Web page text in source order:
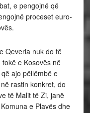
e pengojnë që
proceset euro-
Qeveria nuk do të
e Kosovës në
ajo pëllëmbë e
rastin konkret, do
të Malit të Zi, janë
e Plavës dhe